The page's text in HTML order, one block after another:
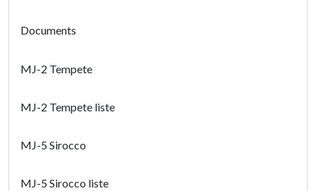
Documents
MJ-2 Tempete
MJ-2 Tempete liste
MJ-5 Sirocco
MJ-5 Sirocco liste